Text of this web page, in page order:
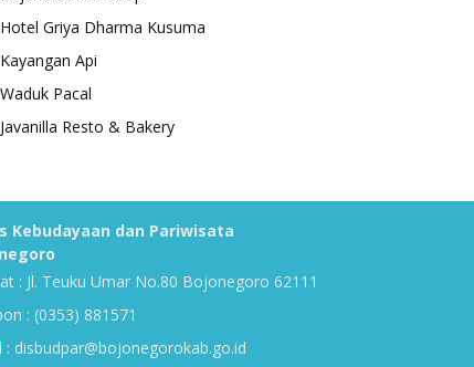
Hotel Griya Dharma Kusuma
Kayangan Api
Waduk Pacal
Javanilla Resto & Bakery
Kebudayaan dan Pariwisata
: Jl. Teuku Umar No.80 Bojonegoro 62111
: (0353) 881571
: disbudpar@bojonegorokab.go.id